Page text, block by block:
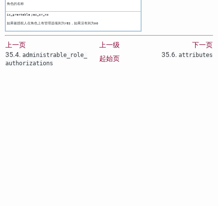
角色的名称
is_grantable yes_or_no
如果被授权人在角色上有管理选项则为YES，如果没有则为NO
上一页 上一级
下一页
35.4. administrable_role_​
authorizations
起始页 35.6. attributes